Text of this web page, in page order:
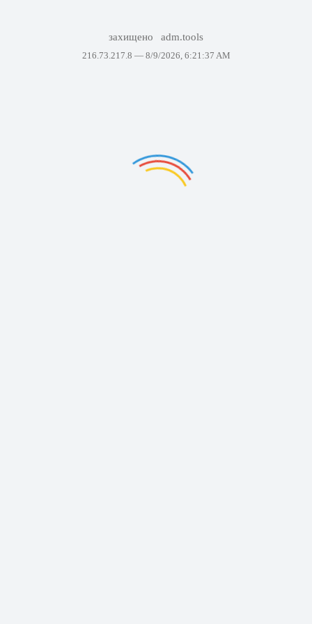
захищено adm.tools
216.73.217.8 — 8/9/2026, 6:21:37 AM